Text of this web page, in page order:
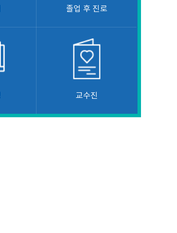
졸업 후 진로
교수진